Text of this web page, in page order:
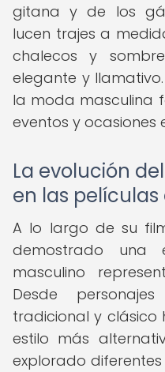
gitana y de los
lucen trajes a
chalecos y
elegante y
la moda masculina
eventos y ocasiones
La evolución
en las películas
A lo largo de su
demostrado una
masculino
Desde
tradicional y clásico
estilo más
explorado